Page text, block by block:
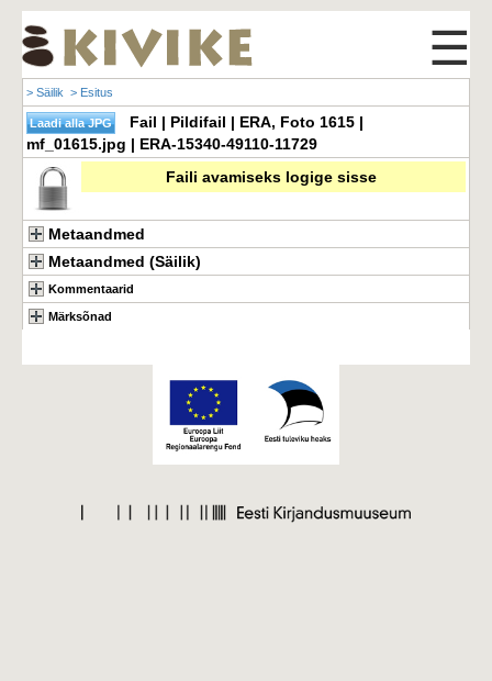
☰
> Säilik > Esitus
Fail | Pildifail | ERA, Foto 1615 |
mf_01615.jpg | ERA-15340-49110-11729
Faili avamiseks logige sisse
Metaandmed
Metaandmed (Säilik)
Kommentaarid
Märksõnad